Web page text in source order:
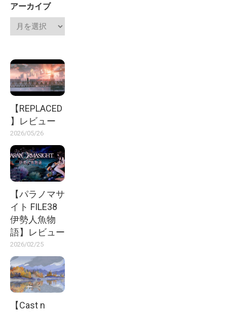
アーカイブ
【REPLACED
】レビュー
2026/05/26
【パラノマサ
イト FILE38
伊勢人魚物
語】レビュー
2026/02/25
【Cast n